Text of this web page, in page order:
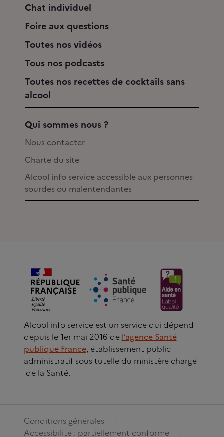
Chat individuel
Foire aux questions
Toutes nos vidéos
Tous nos podcasts
Toutes nos recettes de cocktails sans
alcool
Qui sommes nous ?
Nous contacter
Charte du site
Alcool info service accessible aux personnes
sourdes ou malentendantes
Alcool info service est un service qui dépend
depuis le 1er mai 2016 de l’agence Santé
publique France, établissement public
administratif sous tutelle du ministère chargé
de la Santé.
Conditions générales
Accessibilité : partiellement conforme